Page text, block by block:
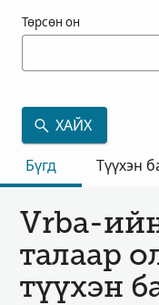
Төрсөн он
ХАЙХ
Бүгд
Түүхэн
Vrba-
талаар
түүхэн